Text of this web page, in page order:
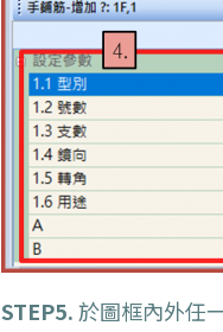
STEP5.於圖框內外任